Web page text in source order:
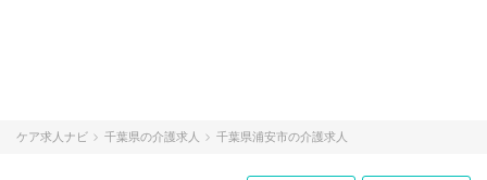
ケア求人ナビ 千葉県の介護求人 千葉県浦安市の介護求人